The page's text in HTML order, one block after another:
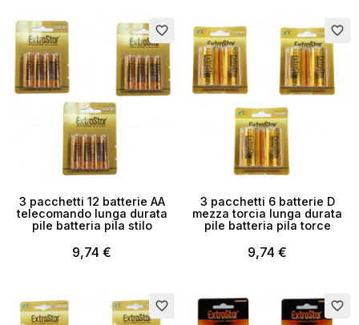
favorite_border
3 pacchetti 12 batterie AA
telecomando lunga durata
pile batteria pila stilo
9,74 €
favorite_border
3 pacchetti 6 batterie D
mezza torcia lunga durata
pile batteria pila torce
9,74 €
favorite_border favorite_border
Nome lista dei desideri
Annulla Crea lista dei desideri